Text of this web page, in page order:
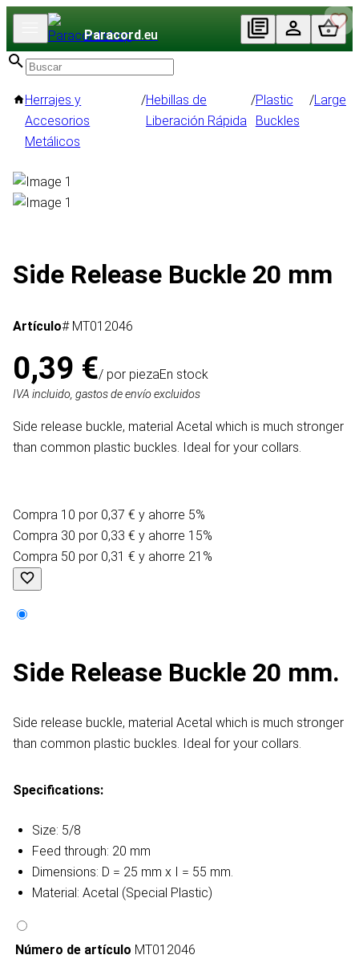
Paracord.eu
Herrajes y
Accesorios
Metálicos
/Hebillas de
Liberación Rápida
/Plastic
Buckles
/Large
Side Release Buckle 20 mm
Artículo# MT012046
0,39 €/ por piezaEn stock
IVA incluido, gastos de envío excluidos
Side release buckle, material Acetal which is much stronger
than common plastic buckles. Ideal for your collars.
Compra 10 por 0,37 € y ahorre 5%
Compra 30 por 0,33 € y ahorre 15%
Compra 50 por 0,31 € y ahorre 21%
Side Release Buckle 20 mm.
Side release buckle, material Acetal which is much stronger
than common plastic buckles. Ideal for your collars.
Specifications:
Size: 5/8
Feed through: 20 mm
Dimensions: D = 25 mm x I = 55 mm.
Material: Acetal (Special Plastic)
Número de artículo MT012046